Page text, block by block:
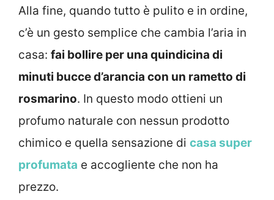
Alla fine, quando tutto è pulito e in ordine,
c’è un gesto semplice che cambia l’aria in
casa: fai bollire per una quindicina di
minuti bucce d’arancia con un rametto di
rosmarino. In questo modo ottieni un
profumo naturale con nessun prodotto
chimico e quella sensazione di casa super
profumata e accogliente che non ha
prezzo.